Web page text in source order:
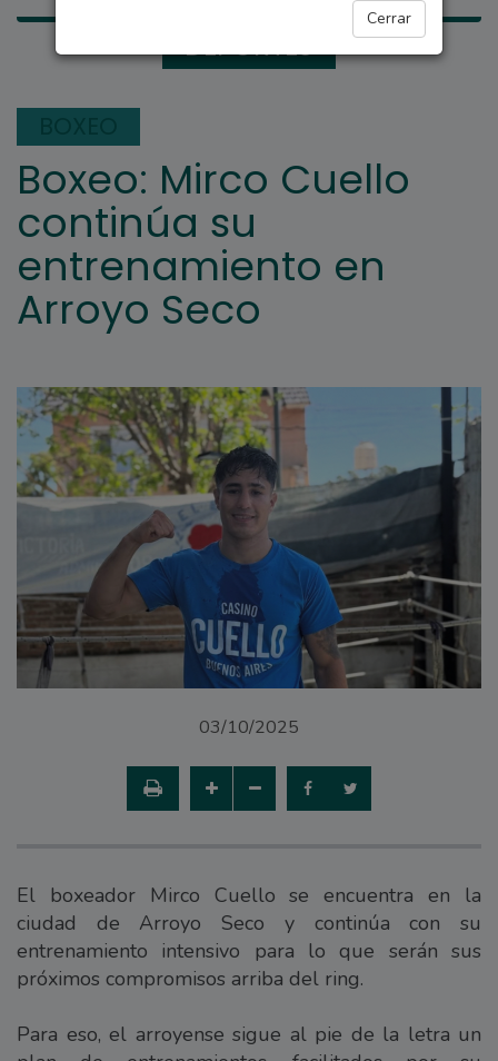
Cerrar
DEPORTES
Boxeo: Mirco Cuello
continúa su
entrenamiento en
Arroyo Seco
03/10/2025
El boxeador Mirco Cuello se encuentra en la
ciudad de Arroyo Seco y continúa con su
entrenamiento intensivo para lo que serán sus
próximos compromisos arriba del ring.
Para eso, el arroyense sigue al pie de la letra un